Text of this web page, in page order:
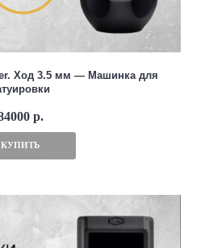
Ход 3.5 мм — Машинка для
р.
КУПИТЬ